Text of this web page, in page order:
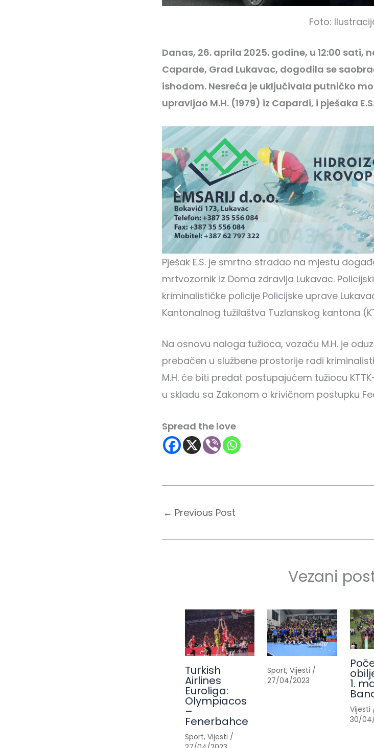
Foto:
Danas, 26. aprila 2025. godine, u 12:00 sati,
Caparde, Grad Lukavac, dogodila se
ishodom. Nesreća je uključivala putničko
upravljao M.H. (1979) iz Capardi, i pješaka
Pješak E.S. je smrtno stradao na mjestu
mrtvozornik iz Doma zdravlja Lukavac.
kriminalističke policije Policijske uprave
Kantonalnog tužilaštva Tuzlanskog kantona
Na osnovu naloga tužioca, vozaču M.H. je
prebačen u službene prostorije radi
M.H. će biti predat postupajućem tužiocu
u skladu sa Zakonom o krivičnom postupku
Spread the love
← Previous Post
Vezani
Turkish
Airlines
Euroliga:
Olympiacos
–
Fenerbahce
Sport, Vijesti /
Sport,Vijesti /
27/04/2023
1.
Vijesti
30/